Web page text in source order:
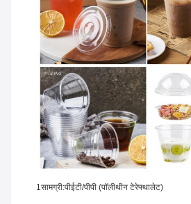
1सामग्री:पीईटी/पीपी (पॉलीथीन टेरेफ्थालेट)